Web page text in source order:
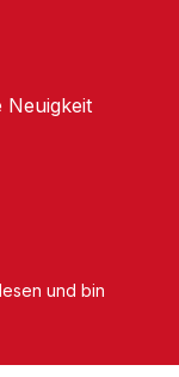
Neuigkeit
und bin